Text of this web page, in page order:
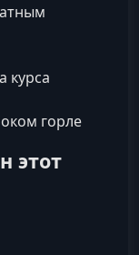
курса
горле
этот